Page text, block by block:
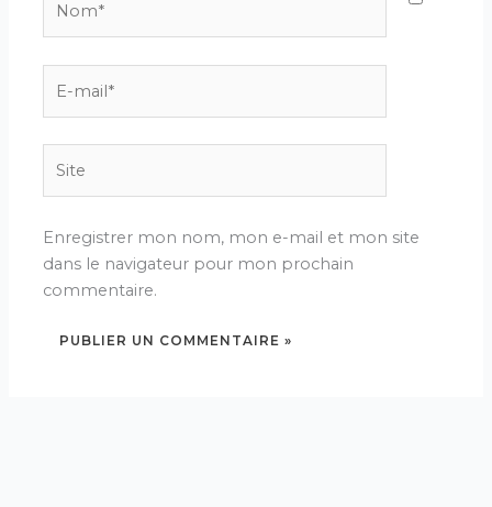
mail*
Enregistrer mon nom, mon e-mail et mon site
dans le navigateur pour mon prochain
commentaire.